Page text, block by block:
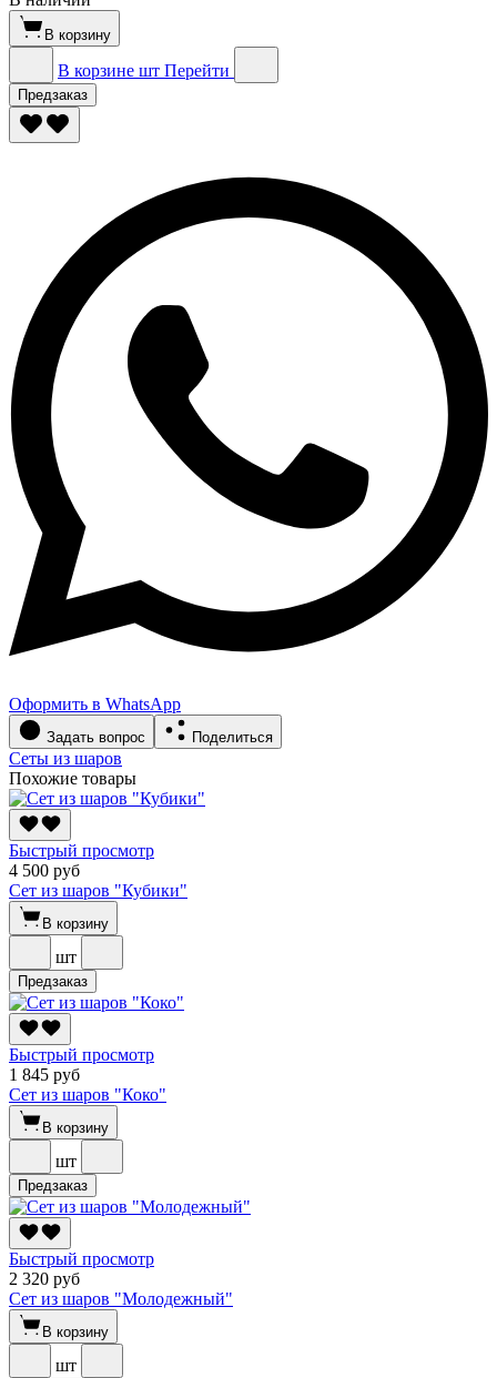
В корзину
В корзине шт Перейти
Предзаказ
Оформить в WhatsApp
Задать вопрос Поделиться
Сеты из шаров
Похожие товары
Быстрый просмотр
4 500 руб
Сет из шаров "Кубики"
В корзину
шт
Предзаказ
Быстрый просмотр
1 845 руб
Сет из шаров "Коко"
В корзину
шт
Предзаказ
Быстрый просмотр
2 320 руб
Сет из шаров "Молодежный"
В корзину
шт